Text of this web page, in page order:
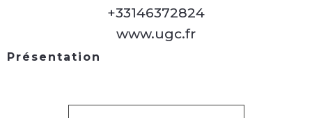
+33146372824
www.ugc.fr
Présentation